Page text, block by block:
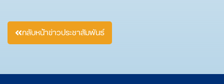
กลับหน้าข่าวประชาสัมพันธ์